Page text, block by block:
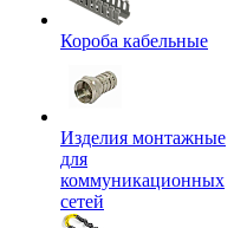
Короба кабельные
Изделия монтажные
для
коммуникационных
сетей